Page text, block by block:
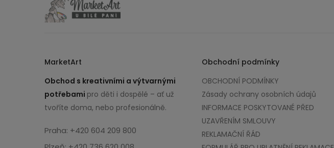
MarketArt
Obchod s kreativními a výtvarnými
potřebami pro děti i dospělé – ať už
tvoříte doma, nebo profesionálně.
Praha: +420 604 209 800
Obchodní podmínky
OBCHODNÍ PODMÍNKY
Zásady ochrany osobních údajů
INFORMACE POSKYTOVANÉ PŘED
UZAVŘENÍM SMLOUVY
REKLAMAČNÍ ŘÁD